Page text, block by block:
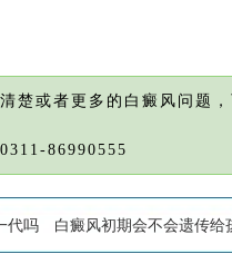
楚或者更多的白癜风问题
86990555
代吗 白癜风初期会不会遗传给